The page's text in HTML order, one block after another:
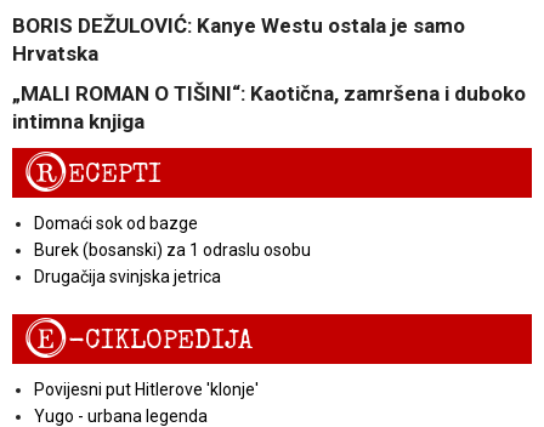
BORIS DEŽULOVIĆ: Kanye Westu ostala je samo
Hrvatska
„MALI ROMAN O TIŠINI“: Kaotična, zamršena i duboko
intimna knjiga
RECEPTI
Domaći sok od bazge
Burek (bosanski) za 1 odraslu osobu
Drugačija svinjska jetrica
E-CIKLOPEDIJA
Povijesni put Hitlerove 'klonje'
Yugo - urbana legenda